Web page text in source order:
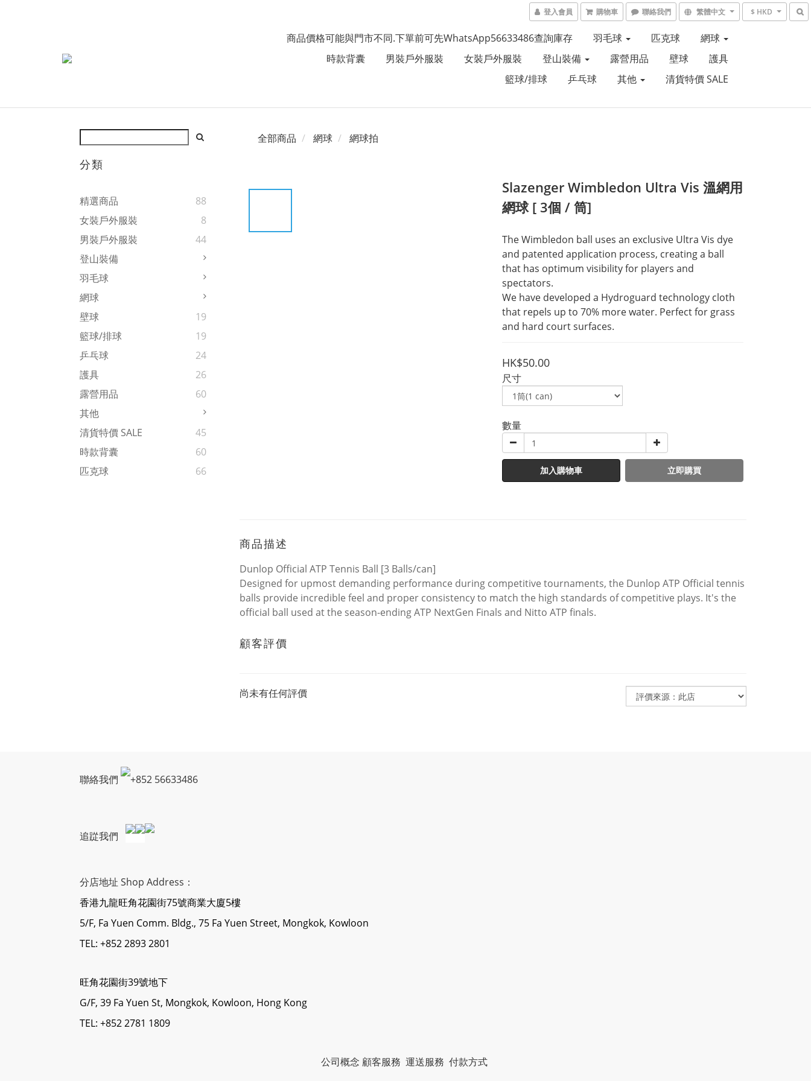
登入會員 購物車 聯絡我們 繁體中文 $ HKD
商品價格可能與門市不同.下單前可先WhatsApp56633486查詢庫存 羽毛球 匹克球
網球
時款背囊
男裝戶外服裝 女裝戶外服裝 登山裝備 露營用品 壁球
護具
籃球/排球
乒乓球 其他 清貨特價 SALE
分類
精選商品
88
女裝戶外服裝
8
男裝戶外服裝
44
登山裝備
羽毛球
網球
壁球
19
籃球/排球
19
乒乓球
24
護具
26
露營用品
60
其他
清貨特價 SALE
45
時款背囊
60
匹克球
66
全部商品 網球 網球拍
Slazenger Wimbledon Ultra Vis 溫網用
網球 [ 3個 / 筒]
The Wimbledon ball uses an exclusive Ultra Vis dye
and patented application process, creating a ball
that has optimum visibility for players and
spectators.
We have developed a Hydroguard technology cloth
that repels up to 70% more water. Perfect for grass
and hard court surfaces.
HK$50.00
尺寸
數量
加入購物車 立即購買
商品描述
Dunlop Official ATP Tennis Ball [3 Balls/can]
Designed for upmost demanding performance during competitive tournaments, the Dunlop ATP Official tennis
balls provide incredible feel and proper consistency to match the high standards of competitive plays. It's the
official ball used at the season-ending ATP NextGen Finals and Nitto ATP finals.
顧客評價
尚未有任何評價
聯絡我們 +852 56633486
追踨我們
分店地址 Shop Address：
香港九龍旺角花園街75號商業大廈5樓
5/F, Fa Yuen Comm. Bldg., 75 Fa Yuen Street, Mongkok, Kowloon
TEL: +852 2893 2801
旺角花園街39號地下
G/F, 39 Fa Yuen St, Mongkok, Kowloon, Hong Kong
TEL: +852 2781 1809
公司概念 顧客服務 運送服務 付款方式